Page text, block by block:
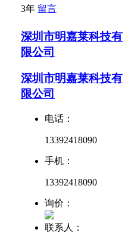
3年 留言
深圳市明嘉莱科技有
限公司
深圳市明嘉莱科技有
限公司
电话：
13392418090
手机：
13392418090
询价：
联系人：